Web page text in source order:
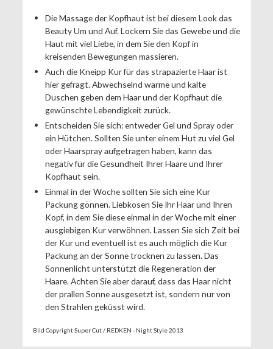
Die Massage der Kopfhaut ist bei diesem Look das
Beauty Um und Auf. Lockern Sie das Gewebe und die
Haut mit viel Liebe, in dem Sie den Kopf in
kreisenden Bewegungen massieren.
Auch die Kneipp Kur für das strapazierte Haar ist
hier gefragt. Abwechselnd warme und kalte
Duschen geben dem Haar und der Kopfhaut die
gewünschte Lebendigkeit zurück.
Entscheiden Sie sich: entweder Gel und Spray oder
ein Hütchen. Sollten Sie unter einem Hut zu viel Gel
oder Haarspray aufgetragen haben, kann das
negativ für die Gesundheit Ihrer Haare und Ihrer
Kopfhaut sein.
Einmal in der Woche sollten Sie sich eine Kur
Packung gönnen. Liebkosen Sie Ihr Haar und Ihren
Kopf, in dem Sie diese einmal in der Woche mit einer
ausgiebigen Kur verwöhnen. Lassen Sie sich Zeit bei
der Kur und eventuell ist es auch möglich die Kur
Packung an der Sonne trocknen zu lassen. Das
Sonnenlicht unterstützt die Regeneration der
Haare. Achten Sie aber darauf, dass das Haar nicht
der prallen Sonne ausgesetzt ist, sondern nur von
den Strahlen geküsst wird.
Bild Copyright Super Cut / REDKEN - Night Style 2013